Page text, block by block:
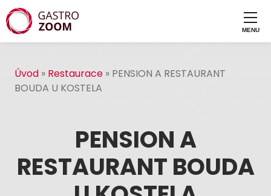
Úvod » Restaurace » PENSION A RESTAURANT
BOUDA U KOSTELA
PENSION A
RESTAURANT BOUDA